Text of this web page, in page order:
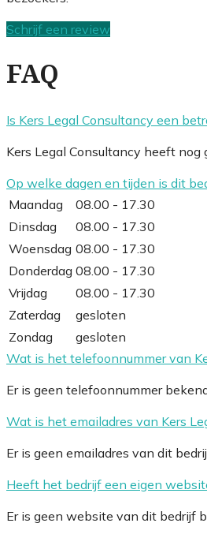
Schrijf een review
FAQ
Is Kers Legal Consultancy een
Kers Legal Consultancy heeft nog
Op welke dagen en tijden is dit
Maandag
08.00 - 17.30
Dinsdag
08.00 - 17.30
Woensdag 08.00 - 17.30
Donderdag 08.00 - 17.30
Vrijdag
08.00 - 17.30
Zaterdag
gesloten
Zondag
gesloten
Wat is het telefoonnummer van
Er is geen telefoonnummer
Wat is het emailadres van Kers
Er is geen emailadres van dit
Heeft het bedrijf een eigen
Er is geen website van dit bedrijf